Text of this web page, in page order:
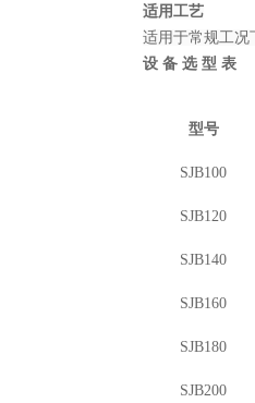
适用工艺
适用于常规工况
设 备 选 型 表
型号
SJB100
SJB120
SJB140
SJB160
SJB180
SJB200